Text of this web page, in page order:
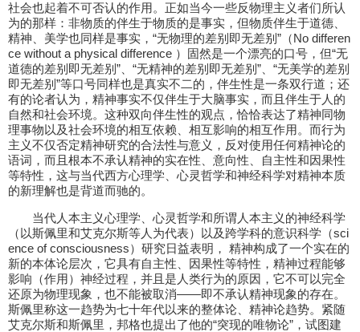
社会也起着不可否认的作用。正如当今一些反物理主义者们所认
为的那样：非物质的伴生于物质的是事实，但物质伴生于道德、
精神、美学也同样是事实，“无物理的差别即无差别”（No differen
ce without a physical difference ）固然是一个漂亮的口号，但“无
道德的差别即无差别”、“无精神的差别即无差别”、“无美学的差别
即无差别”等口号同样也是真实不二的，伴生性是一条双行道；还
有的论者认为，精神事实不仅伴生于大脑事实，而且伴生于人的
自然和社会环境。这种双向伴生性的观点，恰恰表达了精神同物
理事物以及社会环境的相互依赖、相互影响的相互作用。而行为
主义不仅否定精神研究的合法性与意义，反对使用任何精神论的
语词，而且根本不承认精神的实在性、意向性、自主性和因果性
等特性，这与当代西方心理学、心灵哲学和神经科学对精神本质
的新理解也是背道而驰的。
当代人本主义心理学、心灵哲学和所谓人本主义的神经科学
（以斯佩里和艾克尔斯等人为代表）以及跨学科的意识科学（sci
ence of consciousness）研究日益表明， 精神构成了一个实在的
新的本体论层次，它具有自主性、因果性等特性，精神过程能够
影响（作用）神经过程，并且是人类行为的原因，它不可以完全
还原为物理现象，也不能被取消——即不承认精神现象的存在。
斯佩里称这一趋势为七十年代以来的整体论、精神论趋势。紧随
艾克尔斯和斯佩里，邦格也提出了他的“突现的唯物论”，试图建